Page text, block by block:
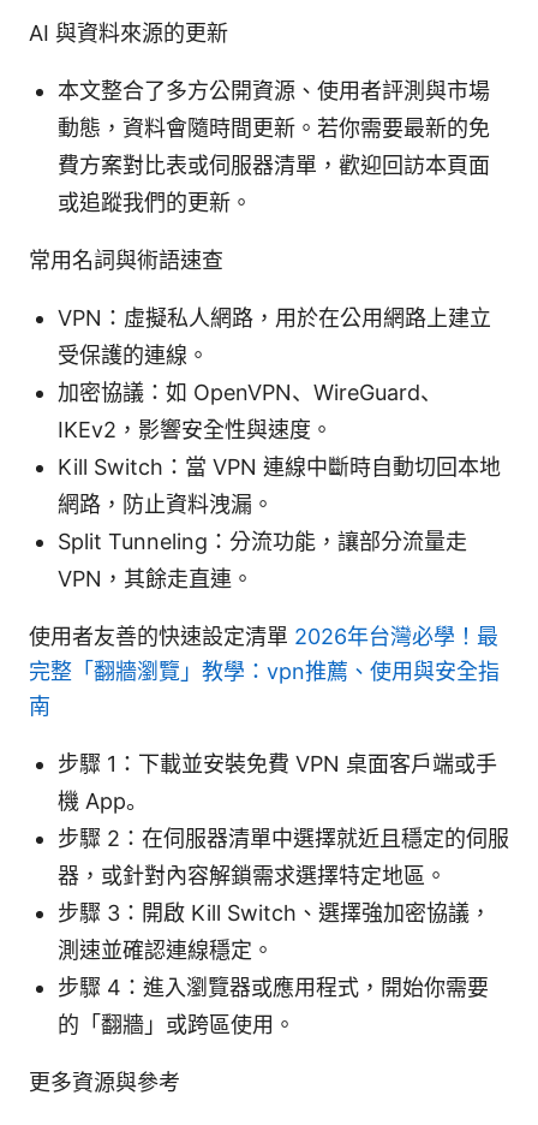
AI 與資料來源的更新
本文整合了多方公開資源、使用者評測與市場
動態，資料會隨時間更新。若你需要最新的免
費方案對比表或伺服器清單，歡迎回訪本頁面
或追蹤我們的更新。
常用名詞與術語速查
VPN：虛擬私人網路，用於在公用網路上建立
受保護的連線。
加密協議：如 OpenVPN、WireGuard、
IKEv2，影響安全性與速度。
Kill Switch：當 VPN 連線中斷時自動切回本地
網路，防止資料洩漏。
Split Tunneling：分流功能，讓部分流量走
VPN，其餘走直連。
使用者友善的快速設定清單 2026年台灣必學！最
完整「翻牆瀏覽」教學：vpn推薦、使用與安全指
南
步驟 1：下載並安裝免費 VPN 桌面客戶端或手
機 App。
步驟 2：在伺服器清單中選擇就近且穩定的伺服
器，或針對內容解鎖需求選擇特定地區。
步驟 3：開啟 Kill Switch、選擇強加密協議，
測速並確認連線穩定。
步驟 4：進入瀏覽器或應用程式，開始你需要
的「翻牆」或跨區使用。
更多資源與參考